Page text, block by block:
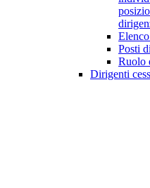
Posti
Ruolo
Dirigenti